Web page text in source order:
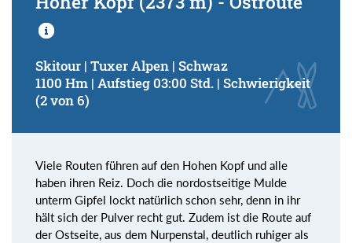
Skitour | Tuxer Alpen | Schwaz
1100 Hm | Aufstieg 03:00 Std. | Schwierigkeit
(2 von 6)
Viele Routen führen auf den Hohen Kopf und alle
haben ihren Reiz. Doch die nordostseitige Mulde
unterm Gipfel lockt natürlich schon sehr, denn in ihr
hält sich der Pulver recht gut. Zudem ist die Route auf
der Ostseite, aus dem Nurpenstal, deutlich ruhiger als